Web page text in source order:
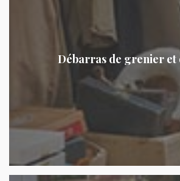
Débarras de grenier et